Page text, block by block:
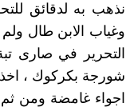
نذهب به لدقائق
وغياب الابن طال
التحرير في صارى
اجواء غامضة ومن ثم